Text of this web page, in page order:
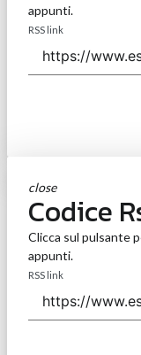
appunti.
RSS link
close
Codice
Clicca sul pulsante
appunti.
RSS link